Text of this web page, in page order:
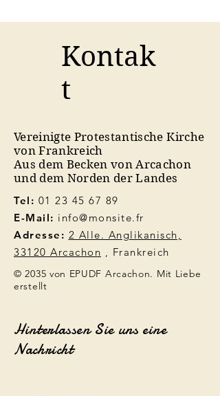
Kontak
t
Vereinigte Protestantische Kirche
von Frankreich
Aus dem Becken von Arcachon
und dem Norden der Landes
Tel: 01 23 45 67 89
E-Mail: info@monsite.fr
Adresse: 2 Alle. Anglikanisch,
33120 Arcachon , Frankreich
© 2035 von EPUDF Arcachon. Mit Liebe
erstellt
Hinterlassen Sie uns eine
Nachricht